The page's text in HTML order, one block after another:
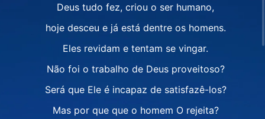
Deus tudo fez, criou o ser humano,
hoje desceu e já está dentre os homens.
Eles revidam e tentam se vingar.
Não foi o trabalho de Deus proveitoso?
Será que Ele é incapaz de satisfazê-los?
Mas por que que o homem O rejeita?